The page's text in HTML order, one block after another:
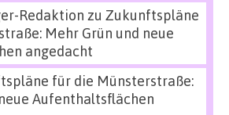
Redaktion zu Zukunftspläne
Mehr Grün und neue
angedacht
für die Münsterstraße:
Aufenthaltsflächen